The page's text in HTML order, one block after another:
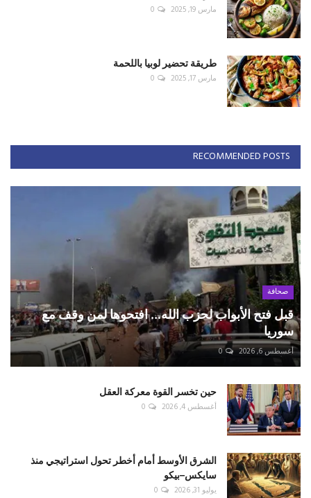
مارس 19, 2025 0
طريقة تحضير لوبيا باللحمة
مارس 17, 2025 0
RECOMMENDED POSTS
صحافة
قبل فتح الأبواب لحزب الله... افتحوها لمن وقف مع
سوريا
أغسطس 6, 2026 0
حين تخسر القوة معركة العقل
أغسطس 4, 2026 0
الشرق الأوسط أمام أخطر تحول استراتيجي منذ
سايكس–بيكو
يوليو 31, 2026 0